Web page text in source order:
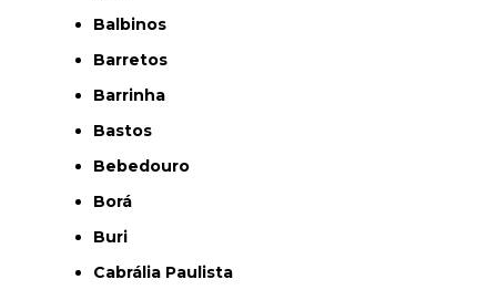
Balbinos
Barretos
Barrinha
Bastos
Bebedouro
Borá
Buri
Cabrália Paulista